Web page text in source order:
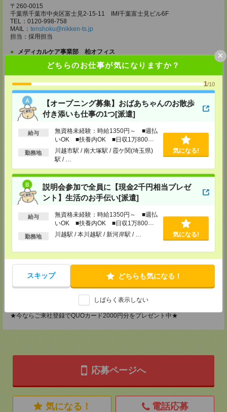
どちらのお仕事が気になりますか？
1/10
【オープニング募集】おばあちゃんのお散歩
付き添いも仕事の1つ[派遣]
給与
無資格未経験：時給1350円～ ■週払
いOK ■扶養内OK ■日収1万800円
以上
勤務地
川越市駅 / 南大塚駅 / 霞ケ関(埼玉県)
駅 / …
気になる!
説明会参加で全員に【現金2千円相当プレゼ
ント】生活のお手伝い[派遣]
給与
無資格未経験：時給1350円～ ■週払
いOK ■扶養内OK ■日収1万800円
以上
勤務地 川越駅 / 本川越駅 / 新河岸駅 / … 気になる!
スキップ どちらも気になる！
しばらく表示しない
×
〒260-0015
千葉県千葉市中央区富士見2-15-11 IMI千葉富士見ビル6F
TEL：0120-998-758
MAIL： tenshoku@nikken-ts.jp
担当：採用担当
メディカルケア事業部 柏オフィス
千葉県柏市末広町5-19 第12関口ビル7F 705号室
TEL：0120-935-218
MAIL：tenshoku@nikken-ts.jp
担当：採用担当
メディカルケア事業部 新宿オフィス
東京都新宿区新宿2-3-10 新宿御苑ビル6階
TEL：0120-457-235
担当：採用担当
メディカルケア事業部 立川事業所
東京都立川市錦町1-12-14
MAIL：tenshoku@nikken-ts.jp
担当：採用担当
メディカルケア事業部 町田オフィス
東京都町田市森野1-7-23 大樹生命町田ビル6F
TEL：0120-453-285
MAIL： tenshoku@nikken-ts.jp
TEL：0120-901-799
MAIL：tenshoku@nikken-ts.jp
担当：採用担当
★今ならご来社登録でQUOカード2000円分をプレゼント中★
応募ページへ
気になる！ 電話応募